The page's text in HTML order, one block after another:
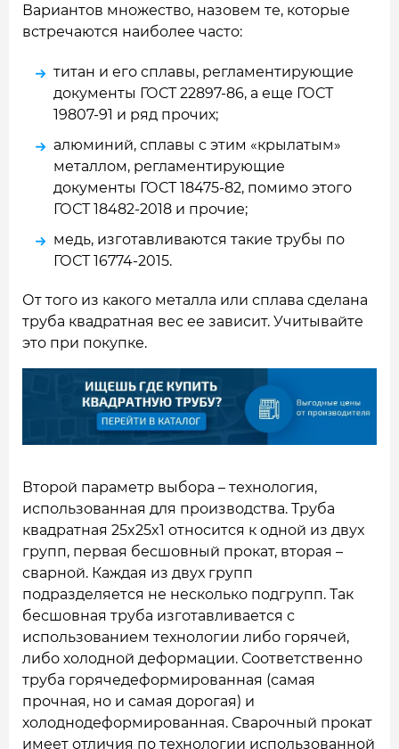
Вариантов множество, назовем те, которые
встречаются наиболее часто:
титан и его сплавы, регламентирующие
документы ГОСТ 22897-86, а еще ГОСТ
19807-91 и ряд прочих;
алюминий, сплавы с этим «крылатым»
металлом, регламентирующие
документы ГОСТ 18475-82, помимо этого
ГОСТ 18482-2018 и прочие;
медь, изготавливаются такие трубы по
ГОСТ 16774-2015.
От того из какого металла или сплава сделана
труба квадратная вес ее зависит. Учитывайте
это при покупке.
Второй параметр выбора – технология,
использованная для производства. Труба
квадратная 25x25x1 относится к одной из двух
групп, первая бесшовный прокат, вторая –
сварной. Каждая из двух групп
подразделяется не несколько подгрупп. Так
бесшовная труба изготавливается с
использованием технологии либо горячей,
либо холодной деформации. Соответственно
труба горячедеформированная (самая
прочная, но и самая дорогая) и
холоднодеформированная. Сварочный прокат
имеет отличия по технологии использованной